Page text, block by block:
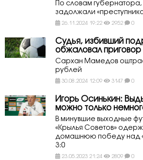
По словам губернатора,
задолжали
26.11.2024 19:22 2952 0
Судья, избивший
обжаловал приговор
Сархан Мамедов
рублей
30.08.2024 12:09 3147 0
Игорь Осинькин:
можно только
В минувшие выходные
«Крылья Советов»
домашнюю победу над
3:0
23.05.2023 21:24 2809 0